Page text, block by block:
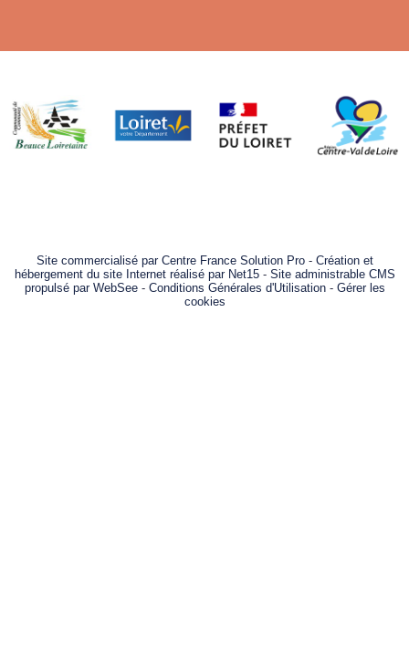
Site commercialisé par Centre France Solution Pro- Création et
hébergement du site Internet réalisé par Net15- Site administrable CMS
propulsé par WebSee- Conditions Générales d'Utilisation- Gérer les
cookies